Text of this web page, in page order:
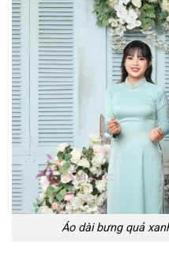
Áo dài bưng quả